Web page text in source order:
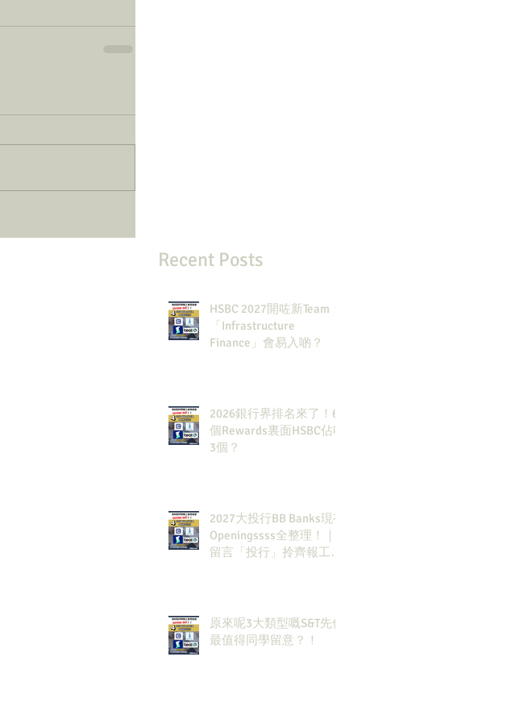
Recent Posts
HSBC 2027開咗新Team：
「Infrastructure
Finance」會易入啲？
2026銀行界排名來了！6
個Rewards裏面HSBC佔咗
3個？
2027大投行BB Banks現有
Openingssss全整理！｜
留言「投行」拎齊報工
原來呢3大類型嘅S&T先係
最值得同學留意？！